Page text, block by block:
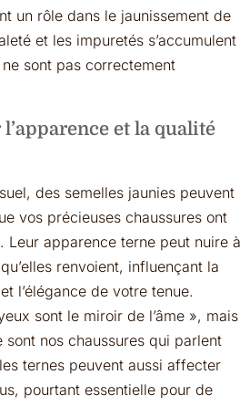
un rôle dans le jaunissement de
et les impuretés s’accumulent
sont pas correctement
et la qualité
des semelles jaunies peuvent
vos précieuses chaussures ont
Leur apparence terne peut nuire à
renvoient, influençant la
l’élégance de votre tenue.
sont le miroir de l’âme », mais
nos chaussures qui parlent
ternes peuvent aussi affecter
pourtant essentielle pour de